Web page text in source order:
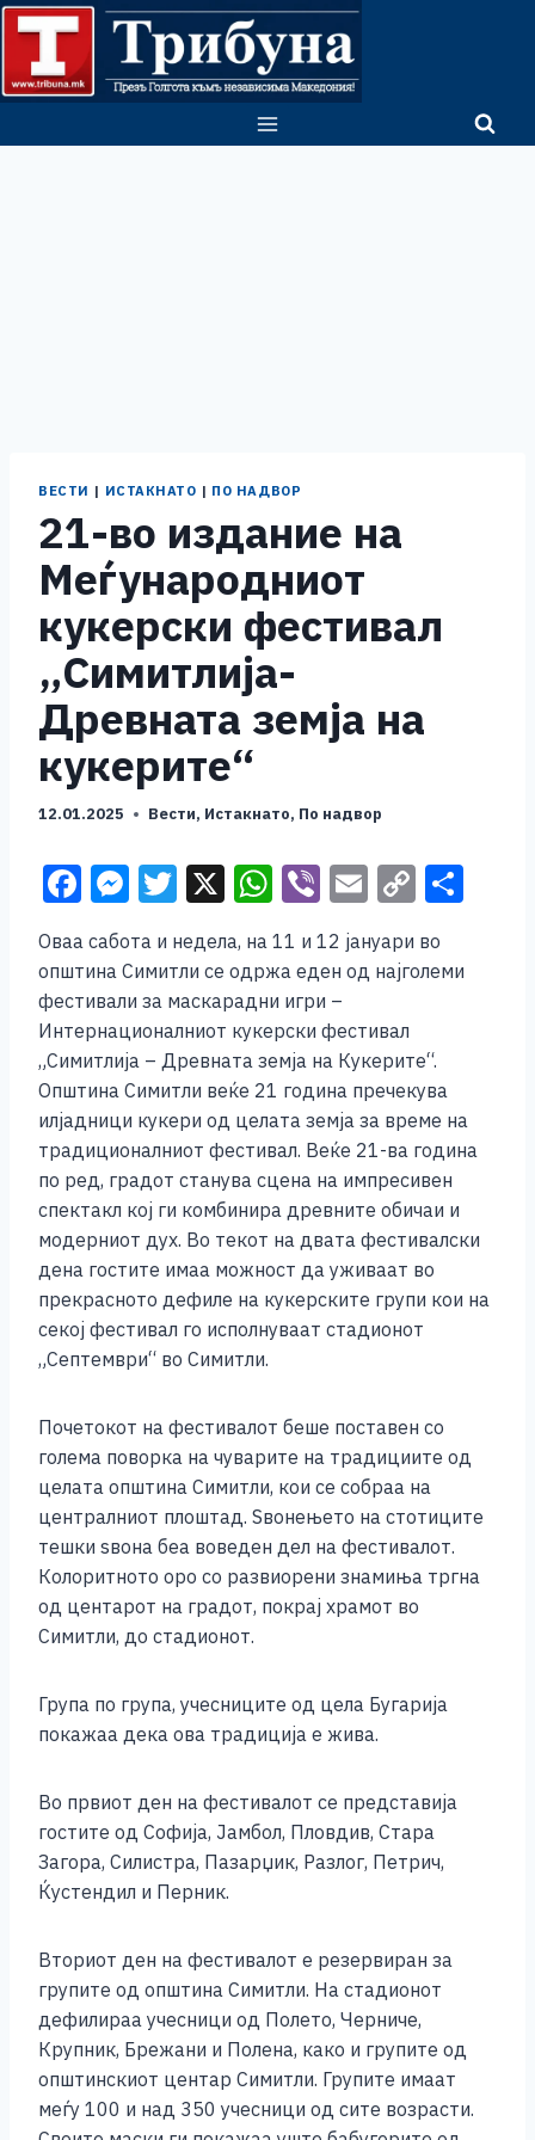
Skip
content
ВЕСТИ | ИСТАКНАТО | ПО НАДВОР
21-во издание на
Меѓународниот
кукерски фестивал
„Симитлија-
Древната земја на
кукерите“
12.01.2025 Вести, Истакнато, По надвор
F
c
e
b
o
o
k
M
ss
e
n
g
er
T
tt
er
X W
h
at
s
A
p
p
Vi
b
er
E
ai
l
C
p
n
k
Оваа сабота и недела, на 11 и 12 јануари во
општина Симитли се одржа еден од најголеми
фестивали за маскарадни игри –
Интернационалниот кукерски фестивал
„Симитлија – Древната земја на Кукерите“.
Општина Симитли веќе 21 година пречекува
илјадници кукери од целата земја за време на
традиционалниот фестивал. Веќе 21-ва година
по ред, градот станува сцена на импресивен
спектакл кој ги комбинира древните обичаи и
модерниот дух. Во текот на двата фестивалски
дена гостите имаа можност да уживаат во
прекрасното дефиле на кукерските групи кои на
секој фестивал го исполнуваат стадионот
„Септември“ во Симитли.
Почетокот на фестивалот беше поставен со
голема поворка на чуварите на традициите од
целата општина Симитли, кои се собраа на
централниот плоштад. Ѕвонењето на стотиците
тешки ѕвона беа воведен дел на фестивалот.
Колоритното оро со развиорени знамиња тргна
од центарот на градот, покрај храмот во
Симитли, до стадионот.
Група по група, учесниците од цела Бугарија
покажаа дека ова традиција е жива.
Во првиот ден на фестивалот се представија
гостите од Софија, Јамбол, Пловдив, Стара
Загора, Силистра, Пазарџик, Разлог, Петрич,
Ќустендил и Перник.
Вториот ден на фестивалот е резервиран за
групите од општина Симитли. На стадионот
дефилираа учесници од Полето, Черниче,
Крупник, Брежани и Полена, како и групите од
општинскиот центар Симитли. Групите имаат
меѓу 100 и над 350 учесници од сите возрасти.